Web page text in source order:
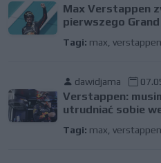
Max Verstappen
pierwszego
Tagi: max verstappen
dawidjama
Verstappen:
utrudniać sobie
Tagi: max verstappen